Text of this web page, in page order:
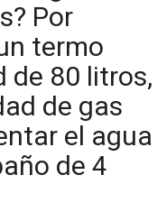
Por
termo
de 80 litros,
de gas
el agua
de 4